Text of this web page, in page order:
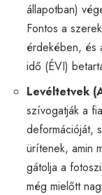
állapotban)
Fontos a
érdekében, és
idő (ÉVI)
Levéltetvek
szívogatják a
deformációját,
ürítenek, amin
gátolja a
még mielőtt